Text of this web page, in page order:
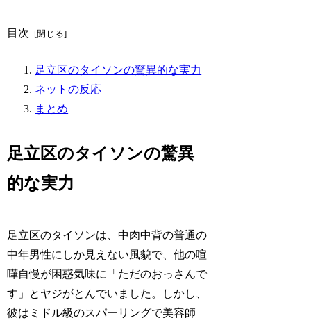
目次
足立区のタイソンの驚異的な実力
ネットの反応
まとめ
足立区のタイソンの驚異
的な実力
足立区のタイソンは、中肉中背の普通の
中年男性にしか見えない風貌で、他の喧
嘩自慢が困惑気味に「ただのおっさんで
す」とヤジがとんでいました。しかし、
彼はミドル級のスパーリングで美容師